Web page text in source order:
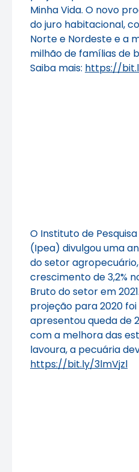
Minha Vida. O novo
do juro habitacional,
Norte e Nordeste e a
milhão de famílias de
Saiba mais: https://
O Instituto de
(Ipea) divulgou uma
do setor
crescimento de 3,2%
Bruto do setor em
projeção para 2020
apresentou queda de
com a melhora das
lavoura, a pecuária
https://bit.ly/3lmVjzl